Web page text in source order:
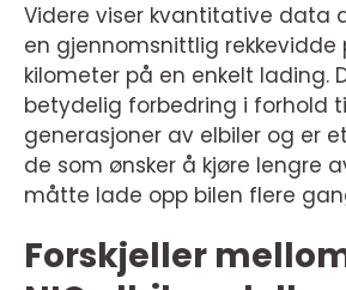
Videre viser kvantitative data
en gjennomsnittlig rekkevidde
kilometer på en enkelt lading.
betydelig forbedring i forhold
generasjoner av elbiler og er
de som ønsker å kjøre lengre
måtte lade opp bilen flere
Forskjeller